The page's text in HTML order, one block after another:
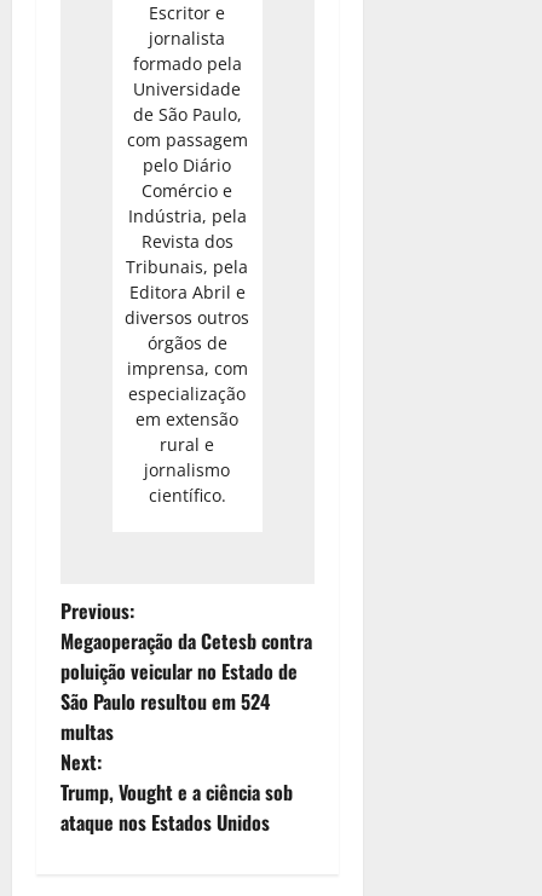
Escritor e
jornalista
formado pela
Universidade
de São Paulo,
com passagem
pelo Diário
Comércio e
Indústria, pela
Revista dos
Tribunais, pela
Editora Abril e
diversos outros
órgãos de
imprensa, com
especialização
em extensão
rural e
jornalismo
científico.
P
o
s
t
n
Previous:
Megaoperação da Cetesb contra
poluição veicular no Estado de
São Paulo resultou em 524
multas
Next:
Trump, Vought e a ciência sob
ataque nos Estados Unidos